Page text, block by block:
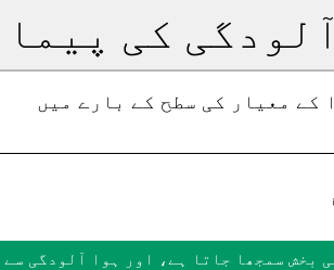
کی
کے معیار کی سطح کے بارے میں
بخش سمجھا جاتا ہے، اور ہوا آلودگی